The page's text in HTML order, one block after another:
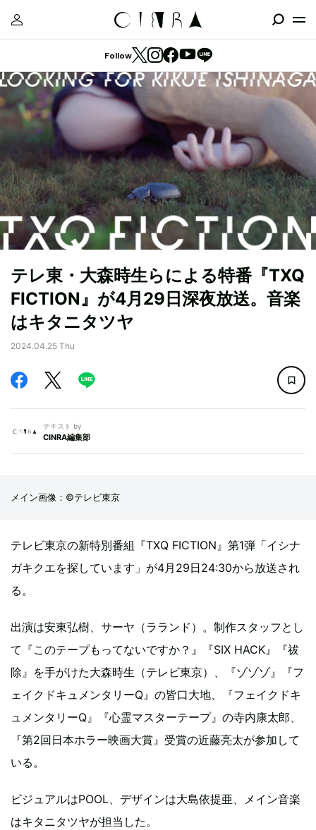
Follow
テレ東・大森時生らによる特番『TXQ
FICTION』が4月29日深夜放送。音楽
はキタニタツヤ
2024.04.25 Thu
テキスト by
CINRA編集部
メイン画像：©テレビ東京
テレビ東京の新特別番組『TXQ FICTION』第1弾「イシナ
ガキクエを探しています」が4月29日24:30から放送され
る。
出演は安東弘樹、サーヤ（ラランド）。制作スタッフとし
て『このテープもってないですか？』『SIX HACK』『祓
除』を手がけた大森時生（テレビ東京）、『ゾゾゾ』『フ
ェイクドキュメンタリーQ』の皆口大地、『フェイクドキ
ュメンタリーQ』『心霊マスターテープ』の寺内康太郎、
『第2回日本ホラー映画大賞』受賞の近藤亮太が参加して
いる。
ビジュアルはPOOL、デザインは大島依提亜、メイン音楽
はキタニタツヤが担当した。